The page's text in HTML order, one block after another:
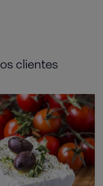
clientes